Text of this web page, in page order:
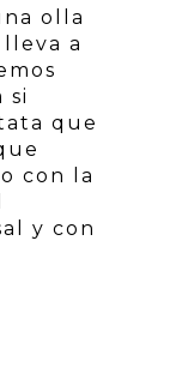
olla
a
si
que
con la
y con